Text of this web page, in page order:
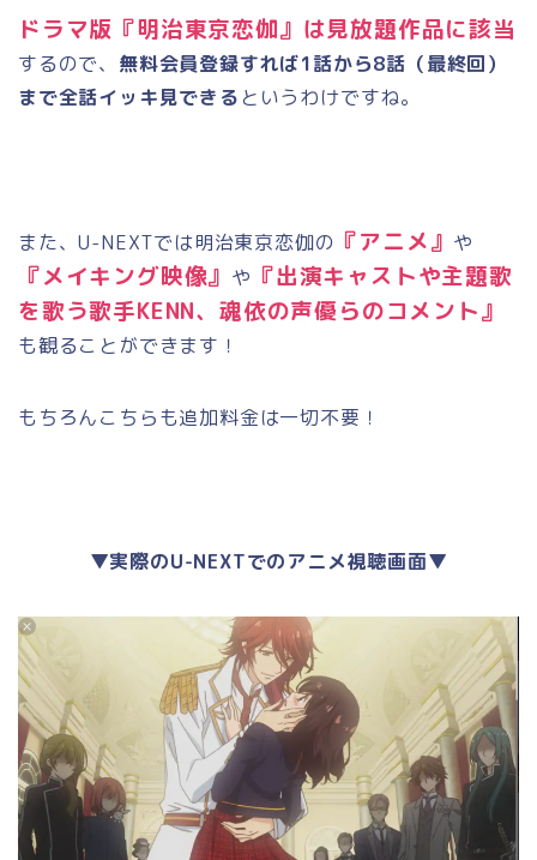
ドラマ版『明治東京恋伽』は見放題作品に該当
するので、 無料会員登録すれば1話から8話（最終回）
まで全話イッキ見できるというわけですね。
また、U-NEXTでは明治東京恋伽の 『アニメ』 や
『メイキング映像』 や 『出演キャストや主題歌
を歌う歌手KENN、魂依の声優らのコメント』
も観ることができます！
もちろんこちらも追加料金は一切不要！
▼実際のU-NEXTでのアニメ視聴画面▼